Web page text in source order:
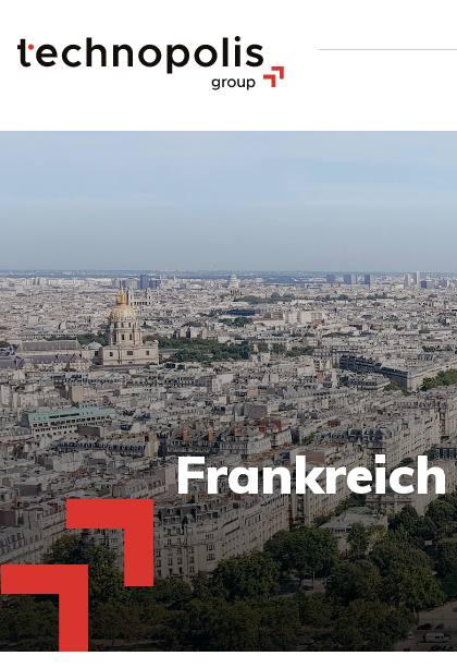
Frankreich